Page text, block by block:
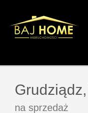
Grudziądz,
na sprzedaż